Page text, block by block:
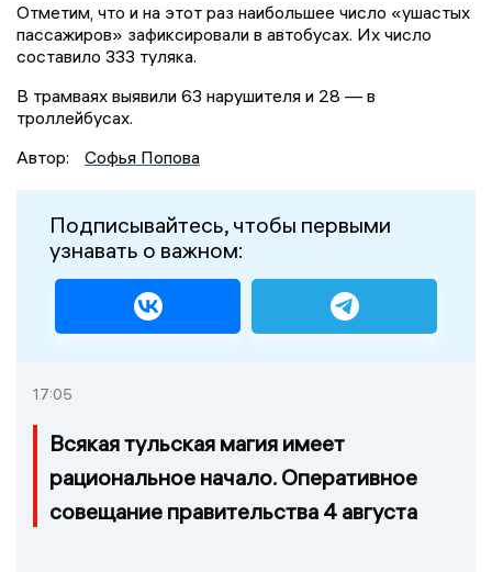
Отметим, что и на этот раз наибольшее число «ушастых
пассажиров» зафиксировали в автобусах. Их число
составило 333 туляка.
В трамваях выявили 63 нарушителя и 28 — в
троллейбусах.
Автор:
Софья Попова
Подписывайтесь, чтобы первыми
узнавать о важном:
17:05
Всякая тульская магия имеет
рациональное начало. Оперативное
совещание правительства 4 августа